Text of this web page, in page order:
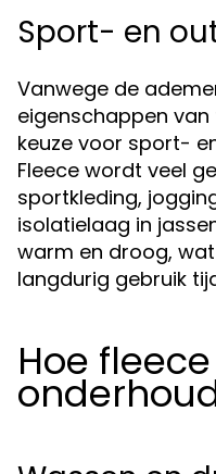
Sport- en
Vanwege de
eigenschappen
keuze voor sport-
Fleece wordt veel
sportkleding,
isolatielaag in
warm en droog,
langdurig gebruik
Hoe